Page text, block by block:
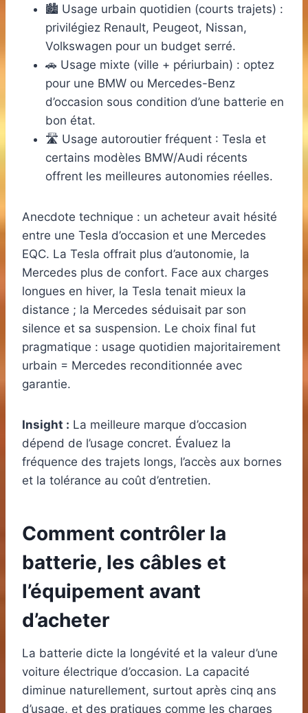
🏙️ Usage urbain quotidien (courts trajets) :
privilégiez Renault, Peugeot, Nissan,
Volkswagen pour un budget serré.
🚗 Usage mixte (ville + périurbain) : optez
pour une BMW ou Mercedes-Benz
d’occasion sous condition d’une batterie en
bon état.
🛣️ Usage autoroutier fréquent : Tesla et
certains modèles BMW/Audi récents
offrent les meilleures autonomies réelles.
Anecdote technique : un acheteur avait hésité
entre une Tesla d’occasion et une Mercedes
EQC. La Tesla offrait plus d’autonomie, la
Mercedes plus de confort. Face aux charges
longues en hiver, la Tesla tenait mieux la
distance ; la Mercedes séduisait par son
silence et sa suspension. Le choix final fut
pragmatique : usage quotidien majoritairement
urbain = Mercedes reconditionnée avec
garantie.
Insight : La meilleure marque d’occasion
dépend de l’usage concret. Évaluez la
fréquence des trajets longs, l’accès aux bornes
et la tolérance au coût d’entretien.
Comment contrôler la
batterie, les câbles et
l’équipement avant
d’acheter
La batterie dicte la longévité et la valeur d’une
voiture électrique d’occasion. La capacité
diminue naturellement, surtout après cinq ans
d’usage, et des pratiques comme les charges